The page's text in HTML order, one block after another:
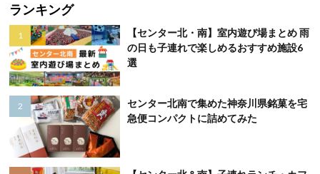
ランキング
【センター北・南】室内遊び場まとめ 雨
の日も子連れで楽しめるおすすめ施設6
選
センター北南で集めた神奈川県銘菓を宅
急便コンパクトに詰めてみた